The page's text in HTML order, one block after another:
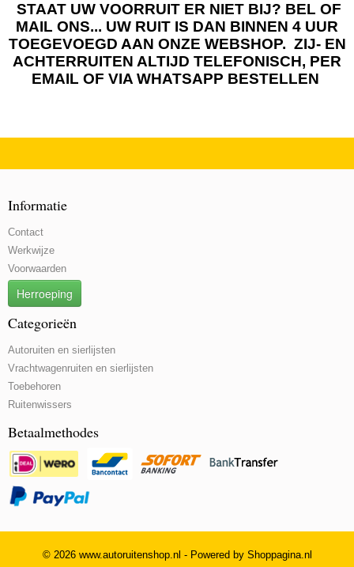
STAAT UW VOORRUIT ER NIET BIJ? BEL OF
MAIL ONS... UW RUIT IS DAN BINNEN 4 UUR
TOEGEVOEGD AAN ONZE WEBSHOP. ZIJ- EN
ACHTERRUITEN ALTIJD TELEFONISCH, PER
EMAIL OF VIA WHATSAPP BESTELLEN
Informatie
Contact
Werkwijze
Voorwaarden
Herroeping
Categorieën
Autoruiten en sierlijsten
Vrachtwagenruiten en sierlijsten
Toebehoren
Ruitenwissers
Betaalmethodes
© 2026 www.autoruitenshop.nl - Powered by Shoppagina.nl